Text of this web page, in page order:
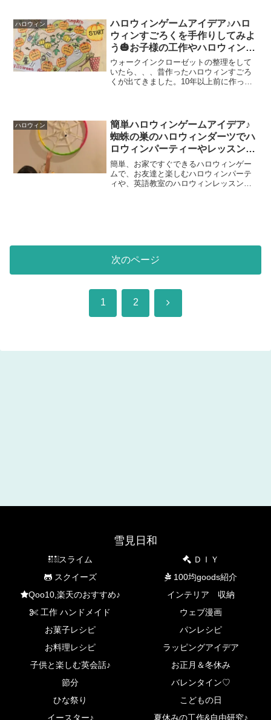
たり、お菓子を入れ...
ハロウィン
ハロウィンゲームアイデア♪ハロ
ウィンすごろくを手作りしてみよ
う🎃お子様の工作やハロウィンク
ラフトにも♪英語ゲームでもっと
ハロウィンを楽しもう♪
ウォークインクローゼットの整理をして
いたら、、、昔作ったハロウィンすごろ
くが出てきました。10年以上前に作った
です(*^^*)大人が作...
ハロウィン
簡単ハロウィンゲームアイデア♪
蜘蛛の巣のハロウィンダーツでハ
ロウィンパーティーやレッスンを
盛り上げよう♪子供と手作りゲー
ム♪
簡単、お家ですぐできるハロウィンゲー
ムで、お友達と楽しむハロウィンパーテ
ィや、英語教室のハロウィンレッスンを
次のページ
1 2 次
雪見日和
スライム
ＤＩＹ
スクイーズ
100均goods紹介
Qoo10,楽天のおすすめ♪
インテリア 収納
工作 ハンドメイド
ウェブ漫画
お菓子レシピ
パンレシピ
お料理レシピ
ラッピングアイデア
子供と楽しむ英会話♪
お正月＆冬休み
節分
バレンタイン♡
ひな祭り
こどもの日
イースター♪
夏休みの工作&自由研究♪